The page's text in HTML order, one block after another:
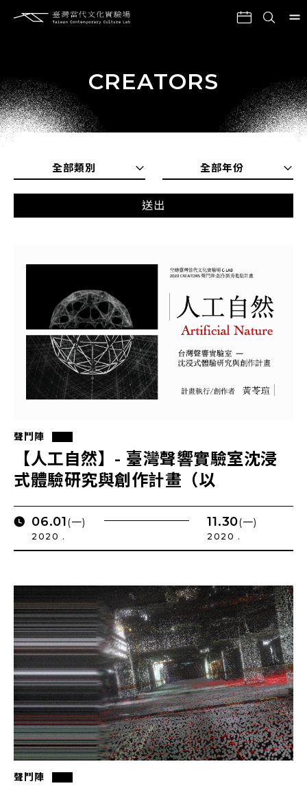
CREATORS
全部類別 全部年份
送出
聲鬥陣
【人工自然】- 臺灣聲響實驗室沈浸
式體驗研究與創作計畫（以
Ambisonics與穿戴式系統為媒介）
06.01(一)
2020 .
11.30(一)
2020 .
聲鬥陣